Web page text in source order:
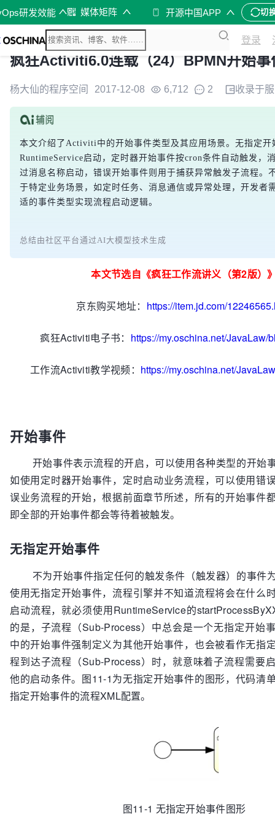
研发效能 媒体矩阵 开源中国APP 切
登录
疯狂Activiti6.0连载（24）BPMN开始事
杨大仙的程序空间 2017-12-08 6,712 2 收录于
本文介绍了Activiti中的开始事件类型及其应用场景。无指定开
RuntimeService启动，定时器开始事件按cron条件自动触发，
过消息名称启动，错误开始事件则用于捕获异常触发子流程。
于特定业务场景，如定时任务、消息通信或异常处理，开发者
适的事件类型实现流程启动逻辑。
总结由社区平台通过AI大模型技术生成
本文节选自《疯狂工作流讲义（第2版）
京东购买地址： https://item.jd.com/
疯狂Activiti电子书： https://my.oschina.net/JavaLaw/
工作流Activiti教学视频： https://my.oschina.net/
开始事件
开始事件表示流程的开启，可以使用各种类型的开始
如使用定时器开始事件，定时启动业务流程，可以使用错
误业务流程的开始，根据前面章节所述，所有的开始事件
即全部的开始事件都会等待着被触发。
无指定开始事件
不为开始事件指定任何的触发条件（触发器）的事件
使用无指定开始事件，流程引擎并不知道流程将会在什么
启动流程，就必须使用RuntimeService的
的是，子流程（Sub-Process）中总会是一个无指定开始
中的开始事件强制定义为其他开始事件，也会被看作无指
程到达子流程（Sub-Process）时，就意味着子流程需要
他的启动条件。图11-1为无指定开始事件的图形，代码清
指定开始事件的流程XML配置。
图11-1 无指定开始事件图形